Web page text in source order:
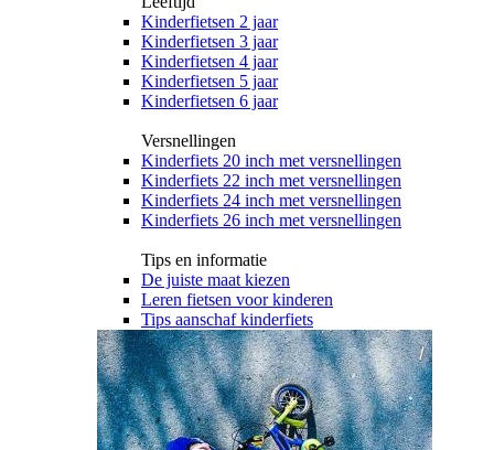
Kinderfietsen 2 jaar
Kinderfietsen 3 jaar
Kinderfietsen 4 jaar
Kinderfietsen 5 jaar
Kinderfietsen 6 jaar
Versnellingen
Kinderfiets 20 inch met versnellingen
Kinderfiets 22 inch met versnellingen
Kinderfiets 24 inch met versnellingen
Kinderfiets 26 inch met versnellingen
Tips en informatie
De juiste maat kiezen
Leren fietsen voor kinderen
Tips aanschaf kinderfiets